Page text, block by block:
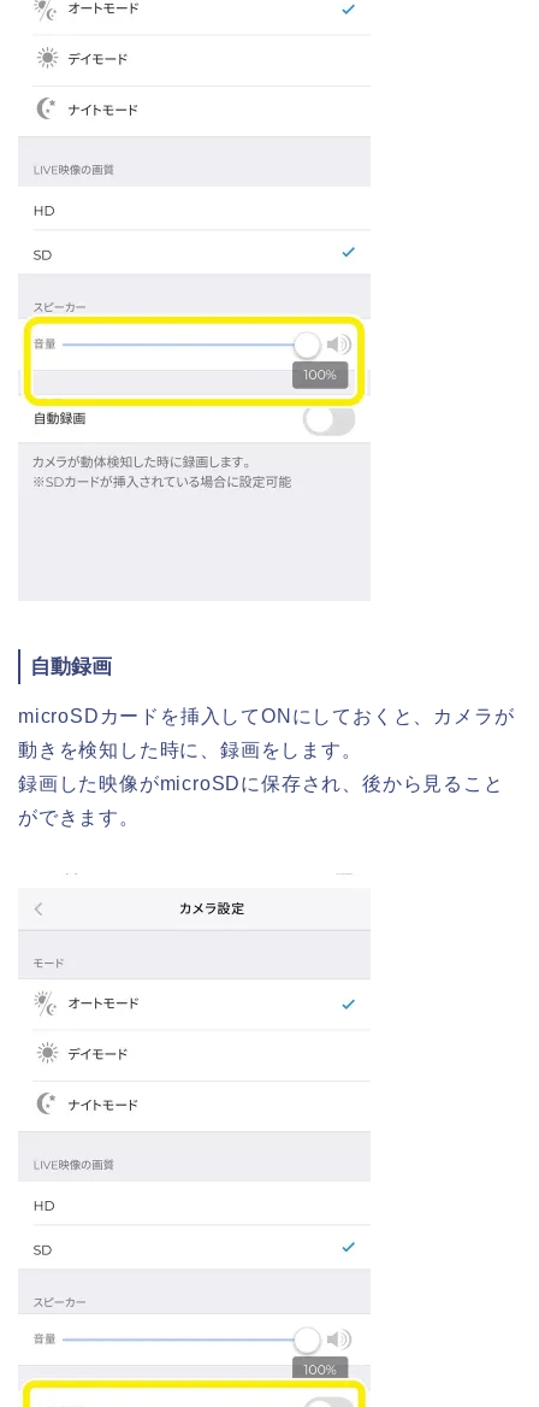
自動録画
microSDカードを挿入してONにしておくと、カメラが
動きを検知した時に、録画をします。
録画した映像がmicroSDに保存され、後から見ること
ができます。